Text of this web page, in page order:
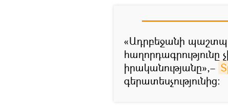
«Ադրբեջանի
իրականությանը»,–
գերատեսչությունից։